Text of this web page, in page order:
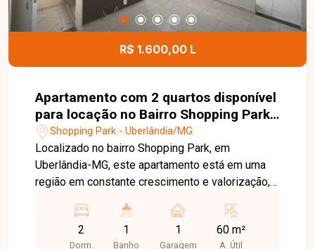
conhecer todos os detalhes deste imóvel.
R$ 1.600,00 L
Apartamento com 2 quartos disponível
para locação no Bairro Shopping Park
em Uberlândia-MG
Shopping Park - Uberlândia/MG
Localizado no bairro Shopping Park, em
Uberlândia-MG, este apartamento está em uma
região em constante crescimento e valorização,
próximo a supermercados, escolas, farmácias,
comércios e diversos serviços, proporcionando
2
Dorm.
1
Banho
1
Garagem
60 m²
A. Útil